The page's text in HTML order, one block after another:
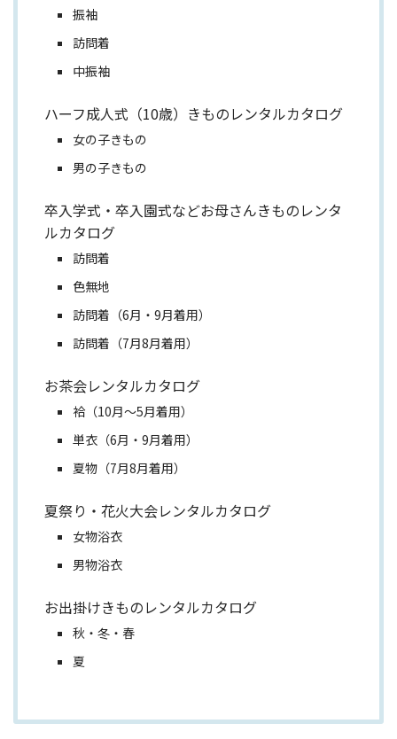
振袖
訪問着
中振袖
ハーフ成人式（10歳）きものレンタルカタログ
女の子きもの
男の子きもの
卒入学式・卒入園式などお母さんきものレンタ
ルカタログ
訪問着
色無地
訪問着（6月・9月着用）
訪問着（7月8月着用）
お茶会レンタルカタログ
袷（10月～5月着用）
単衣（6月・9月着用）
夏物（7月8月着用）
夏祭り・花火大会レンタルカタログ
女物浴衣
男物浴衣
お出掛けきものレンタルカタログ
秋・冬・春
夏